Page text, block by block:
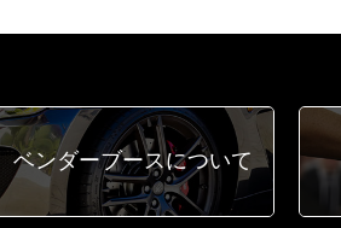
ベンダーブースについて